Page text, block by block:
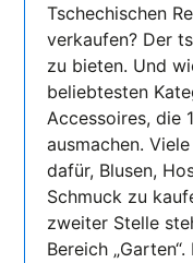
Tschechischen
verkaufen? Der
zu bieten. Und
beliebtesten
Accessoires, die
ausmachen.
dafür, Blusen,
Schmuck zu
zweiter Stelle
Bereich